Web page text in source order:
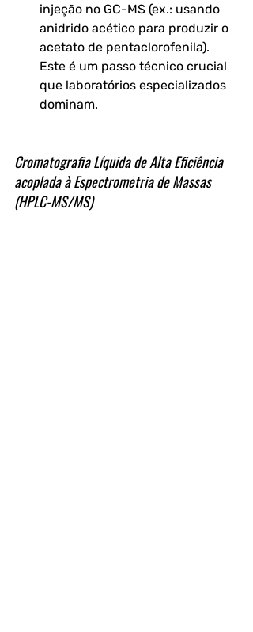
injeção no GC-MS (ex.: usando
anidrido acético para produzir o
acetato de pentaclorofenila).
Este é um passo técnico crucial
que laboratórios especializados
dominam.
Cromatografia Líquida de Alta Eficiência
acoplada à Espectrometria de Massas
(HPLC-MS/MS)